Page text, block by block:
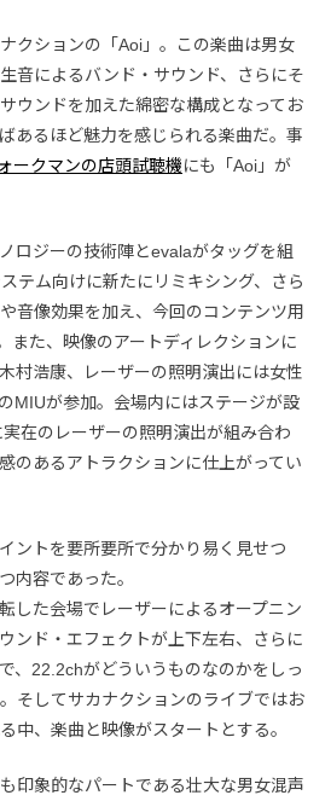
クションの「Aoi」。この楽曲は男女
音によるバンド・サウンド、さらにそ
ウンドを加えた綿密な構成となってお
あるほど魅力を感じられる楽曲だ。事
ークマンの店頭試聴機にも「Aoi」が
ロジーの技術陣とevalaがタッグを組
テム向けに新たにリミキシング、さら
音像効果を加え、今回のコンテンツ用
また、映像のアートディレクションに
村浩康、レーザーの照明演出には女性
MIUが参加。会場内にはステージが設
在のレーザーの照明演出が組み合わ
のあるアトラクションに仕上がってい
ントを要所要所で分かり易く見せつ
内容であった。
した会場でレーザーによるオープニン
ンド・エフェクトが上下左右、さらに
、22.2chがどういうものなのかをしっ
そしてサカナクションのライブではお
中、楽曲と映像がスタートとする。
印象的なパートである壮大な男女混声